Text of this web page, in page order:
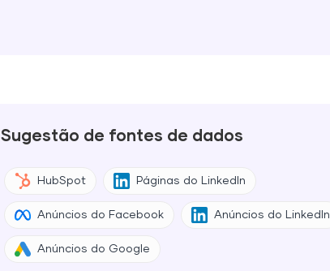
Sugestão de fontes de dados
HubSpot Páginas do LinkedIn
Anúncios do Facebook Anúncios do LinkedIn
Anúncios do Google